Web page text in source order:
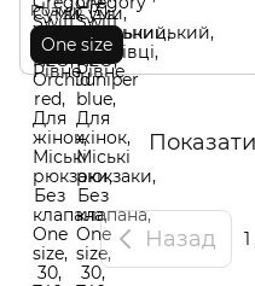
Розмір
One size
Назад 1